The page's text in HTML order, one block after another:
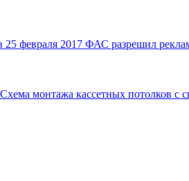
25 февраля 2017 ФАС разрешил
Схема монтажа кассетных потолков с